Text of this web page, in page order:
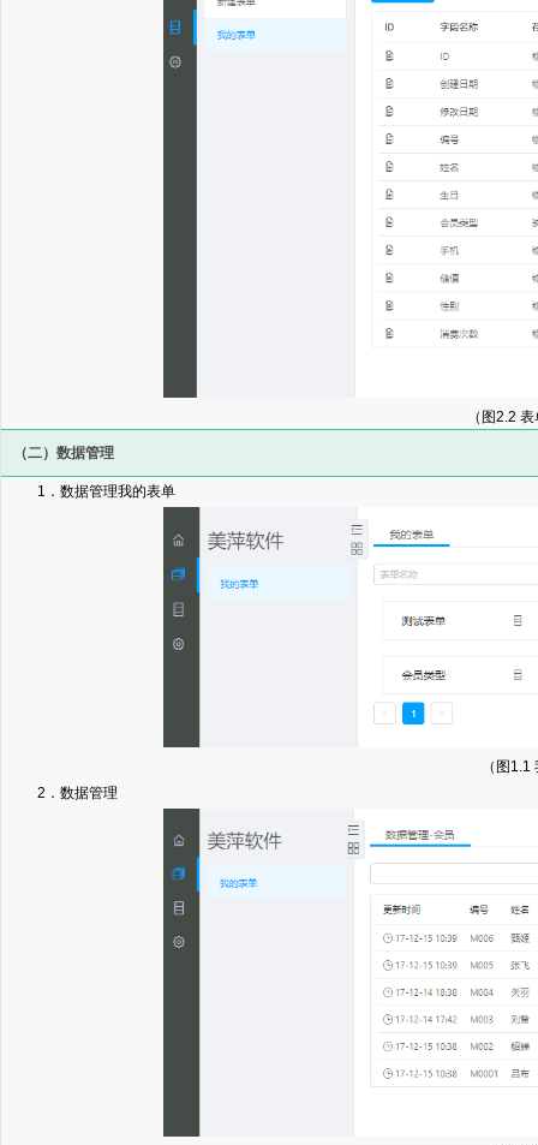
（图2.2
（二）数据管理
1．数据管理我的表单
（图
2．数据管理